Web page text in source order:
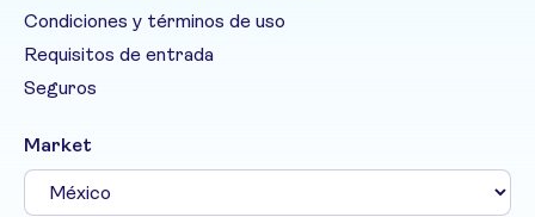
Condiciones y términos de uso
Requisitos de entrada
Seguros
Market